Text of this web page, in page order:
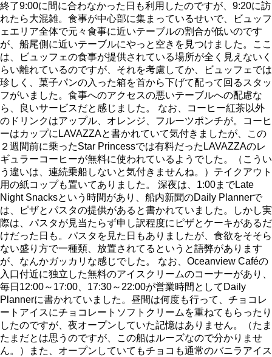
終了9:00に間に合わなかった日も利用したのですが、9:20に訪
れたら大混雑。食事が中心部に集まっているせいで、ビュッフ
ェエリア全体で元々食事に近いテーブルの割合が低いのです
が、船尾側に近いテーブルにやっと空きを見つけました。ここ
は、ビュッフェの食事が提供されている場所が全く見えないく
らい離れているのですが、それを考慮してか、ビュッフェでは
珍しく、菓子パンの入った箱を首から下げて配って回るスタッ
フがいました。食事へのアクセスの悪いテーブルへの配慮な
ら、良いサービスだと感じました。 なお、コーヒー紅茶以外
のドリンクはアップル、オレンジ、フルーツポンチが。コーヒ
ーはカップにLAVAZZAと書かれていて気付きましたが、この
２週間前に乗ったStar Princessでは有料だったLAVAZZAのレ
ギュラーコーヒーが無料に使われているようでした。（こうい
う違いは、連続乗船しないと気付きませんね。）テイクアウト
用の紙コップも置いてありました。 深夜は、1:00までLate
Night Snacksという時間があり、船内新聞のDaily Plannerで
は、ピザとパスタの提供があると書かれていました。しかし実
際は、パスタが見当たらず申し訳程度にピザとケーキがあるだ
けだった日も。パスタを見た日もありましたが、食欲をそそら
ない盛り方で一種類、放置されてるというと語弊があります
が、なんかガッカリな感じでした。 なお、Oceanview Caféの
入口付近に独立した無料のアイスクリームのコーナーがあり、
毎日12:00～17:00、17:30～22:00が営業時間としてDaily
Plannerに書かれていました。昼間は何度も行って、チョコレ
ートアイスにチョコレートソフトクリームを重ねてもらったり
したのですが、夜オープンしていた記憶はありません。（たま
たまだとは思うのですが、この船はルーズなので分かりませ
ん。）また、オープンしていてもチョコも通常のバニラアイス